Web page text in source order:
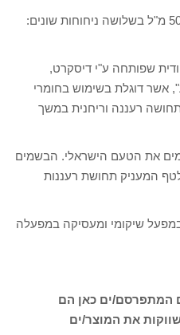
הבושם Eau De Toilette, מכיל כ- 50 מ"ל בשלושה ניחוחות שונים:
שפותחה ע"י דיסקרט,
אשר דוגלת בשימוש בחומרי
רעננה וריחנית במשך
את הטעם הישראלי. הבשמים
המעניק תחושת רעננות
שיקומי ומעסיקה במפעלה
המתפרסם/ים כאן הם
את המוצר/ים